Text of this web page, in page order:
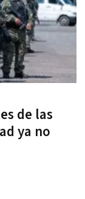
de las
ya no